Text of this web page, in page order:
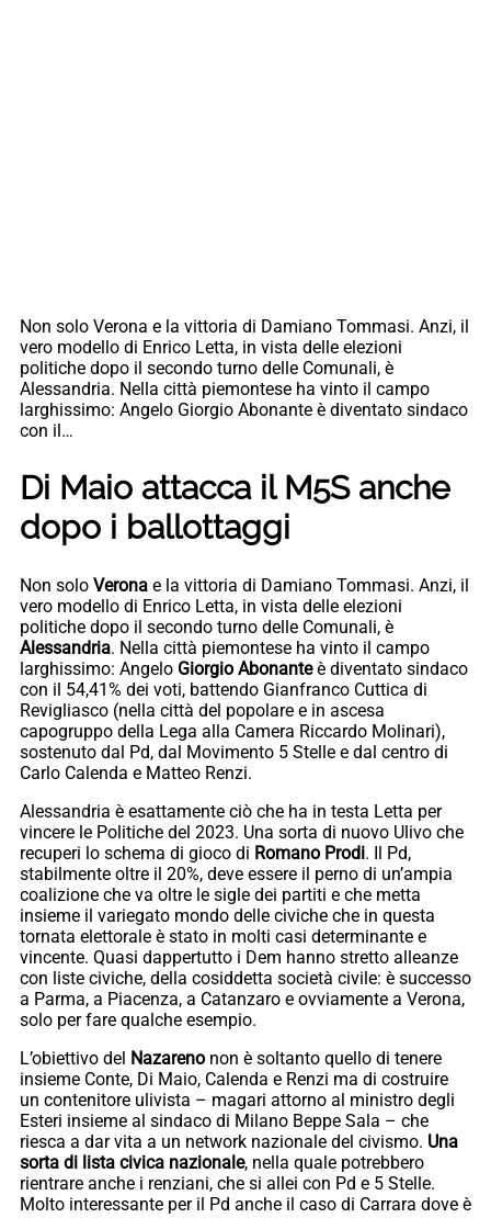
Non solo Verona e la vittoria di Damiano Tommasi. Anzi, il
vero modello di Enrico Letta, in vista delle elezioni
politiche dopo il secondo turno delle Comunali, è
Alessandria. Nella città piemontese ha vinto il campo
larghissimo: Angelo Giorgio Abonante è diventato sindaco
con il…
Di Maio attacca il M5S anche
dopo i ballottaggi
Non solo Verona e la vittoria di Damiano Tommasi. Anzi, il
vero modello di Enrico Letta, in vista delle elezioni
politiche dopo il secondo turno delle Comunali, è
Alessandria. Nella città piemontese ha vinto il campo
larghissimo: Angelo Giorgio Abonanteè diventato sindaco
con il 54,41% dei voti, battendo Gianfranco Cuttica di
Revigliasco (nella città del popolare e in ascesa
capogruppo della Lega alla Camera Riccardo Molinari),
sostenuto dal Pd, dal Movimento 5 Stelle e dal centro di
Carlo Calenda e Matteo Renzi.
Alessandria è esattamente ciò che ha in testa Letta per
vincere le Politiche del 2023. Una sorta di nuovo Ulivo che
recuperi lo schema di gioco di Romano Prodi. Il Pd,
stabilmente oltre il 20%, deve essere il perno di un’ampia
coalizione che va oltre le sigle dei partiti e che metta
insieme il variegato mondo delle civiche che in questa
tornata elettorale è stato in molti casi determinante e
vincente. Quasi dappertutto i Dem hanno stretto alleanze
con liste civiche, della cosiddetta società civile: è successo
a Parma, a Piacenza, a Catanzaro e ovviamente a Verona,
solo per fare qualche esempio.
L’obiettivo del Nazareno non è soltanto quello di tenere
insieme Conte, Di Maio, Calenda e Renzi ma di costruire
un contenitore ulivista – magari attorno al ministro degli
Esteri insieme al sindaco di Milano Beppe Sala – che
riesca a dar vita a un network nazionale del civismo. Una
sorta di lista civica nazionale, nella quale potrebbero
rientrare anche i renziani, che si allei con Pd e 5 Stelle.
Molto interessante per il Pd anche il caso di Carrara dove è